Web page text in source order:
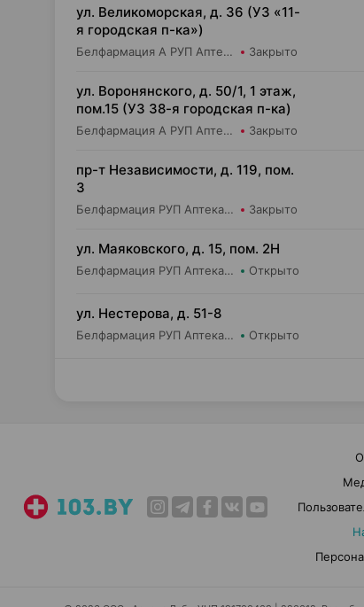
ул. Великоморская, д. 36 (УЗ «11-
я городская п-ка»)
Белфармация А РУП Аптека №5 Закрыто
ул. Воронянского, д. 50/1, 1 этаж,
пом.15 (УЗ 38-я городская п-ка)
Белфармация А РУП Аптека №8 Закрыто
пр-т Независимости, д. 119, пом.
3
Белфармация РУП Аптека №17 Закрыто
ул. Маяковского, д. 15, пом. 2Н
Белфармация РУП Аптека №5 (дежурная) Открыто
ул. Нестерова, д. 51-8
Белфармация РУП Аптека №90 Открыто